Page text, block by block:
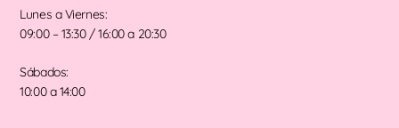
Lunes a Viernes:
09:00 – 13:30 / 16:00 a 20:30
Sábados:
10:00 a 14:00